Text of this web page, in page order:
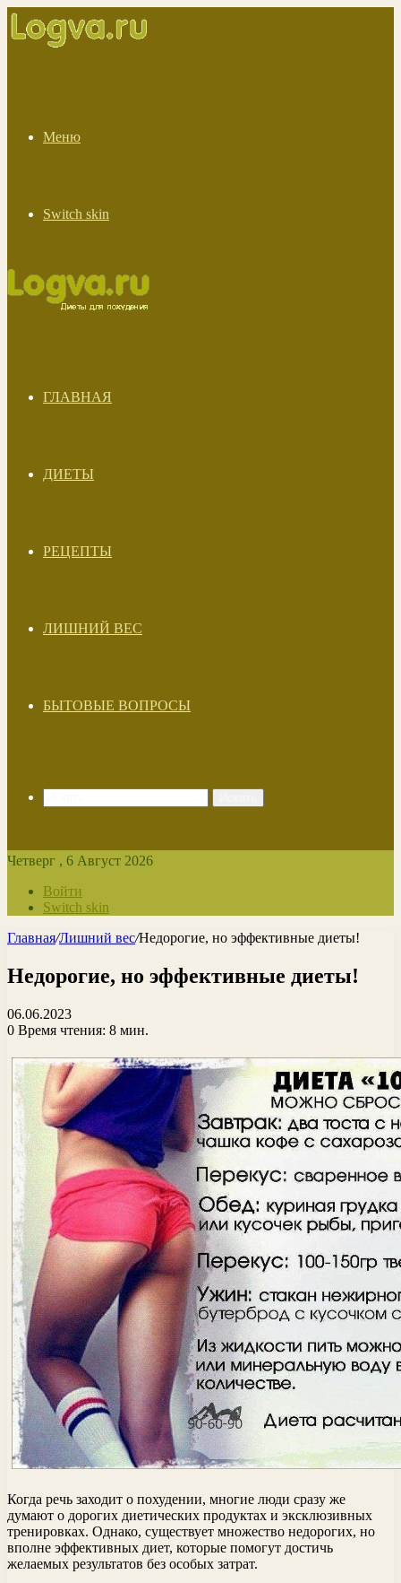
Меню
Switch skin
ГЛАВНАЯ
ДИЕТЫ
РЕЦЕПТЫ
ЛИШНИЙ ВЕС
БЫТОВЫЕ ВОПРОСЫ
Четверг , 6 Август 2026
Войти
Switch skin
Главная/Лишний вес/Недорогие, но эффективные диеты!
Недорогие, но эффективные диеты!
06.06.2023
0 Время чтения: 8 мин.
Когда речь заходит о похудении, многие люди сразу же
думают о дорогих диетических продуктах и эксклюзивных
тренировках. Однако, существует множество недорогих, но
вполне эффективных диет, которые помогут достичь
желаемых результатов без особых затрат.